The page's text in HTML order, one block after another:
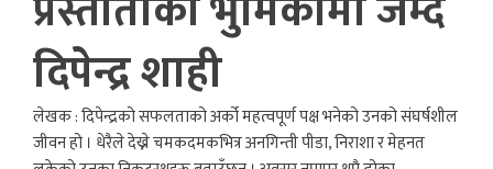
दिपेन्द्र शाही
लेखक : दिपेन्द्रको सफलताको अर्को महत्वपूर्ण पक्ष भनेको उनको संघर्षशील
जीवन हो । धेरैले देख्ने चमकदमकभित्र अनगिन्ती पीडा, निराशा र मेहनत